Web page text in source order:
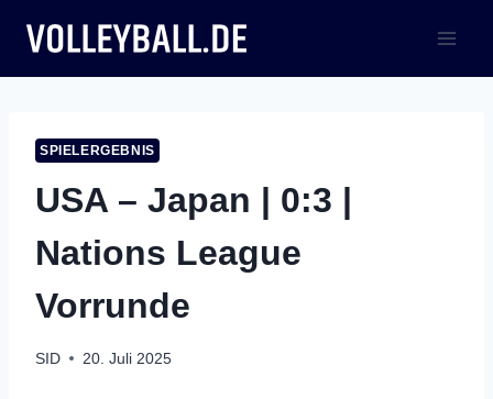
Inhalt
springen
SPIELERGEBNIS
USA – Japan | 0:3 |
Nations League
Vorrunde
SID 20. Juli 2025